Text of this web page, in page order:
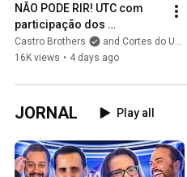
NÃO PODE RIR! UTC com
participação dos
INSCRITOS?!?
Castro Brothers
and Cortes do UTC
16K views • 4 days ago
JORNAL Play all